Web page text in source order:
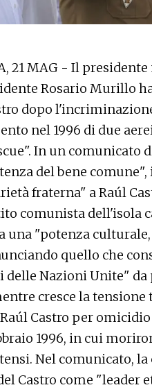
21 MAG - Il
Rosario Murillo
dopo
nel 1996 di due
In un comunicato
del bene
fraterna" a Raúl
comunista dell'isola
una "potenza
quello che
Nazioni Unite" da
cresce la tensione
Castro per
1996, in cui
Nel comunicato, la
Castro come "leader